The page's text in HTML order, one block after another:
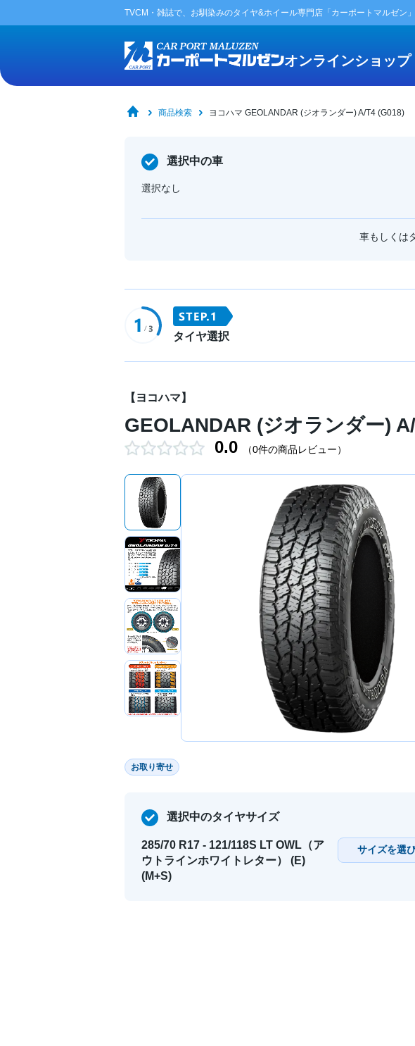
TVCM・雑誌で、お馴染みのタイヤ&ホイール専門店「カーポートマルゼン」
オンラインショップ
商品検索 ヨコハマ GEOLANDAR (ジオランダー) A/T4 (G018)
選択中の車
選択なし
車もしくは
タイヤ選択
【ヨコハマ】
GEOLANDAR (ジオランダー)
0.0 （0件の商品レビュー）
お取り寄せ
選択中のタイヤサイズ
285/70 R17 - 121/118S LT OWL（ア
ウトラインホワイトレター） (E)
(M+S)
サイズを選